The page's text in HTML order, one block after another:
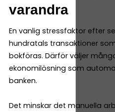
varandra
En vanlig stressfaktor efter
hundratals transaktioner
bokföras. Därför väljer
ekonomilösning som
banken.
Det minskar det manuella